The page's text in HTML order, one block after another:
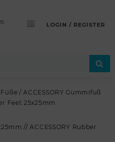
LOGIN / REGISTER
Füße / ACCESSORY Gummifuß
Feet 25x25mm